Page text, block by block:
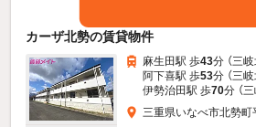
カーザ北勢の賃貸物件
麻生田駅 歩43分 （三岐
阿下喜駅 歩53分 （三岐
伊勢治田駅 歩70分 （三
三重県いなべ市北勢町